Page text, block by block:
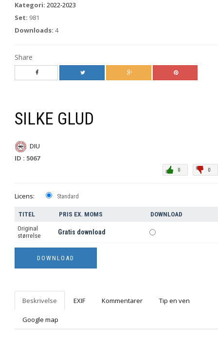
Kategori: 2022-2023
Set: 981
Downloads: 4
Share
SILKE GLUD
DIU
ID : 5067
0
0
Licens: Standard
TITEL PRIS EX. MOMS
DOWNLOAD
Original
størrelse
Gratis download
Beskrivelse EXIF Kommentarer Tip en ven
Google map